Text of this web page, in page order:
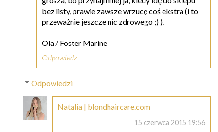
bez listy, prawie zawsze wrzucę coś ekstra (i to
przeważnie jeszcze nic zdrowego ;) ).
Ola / Foster Marine
Odpowiedz
Odpowiedzi
Natalia | blondhaircare.com
15 czerwca 2015 19:56